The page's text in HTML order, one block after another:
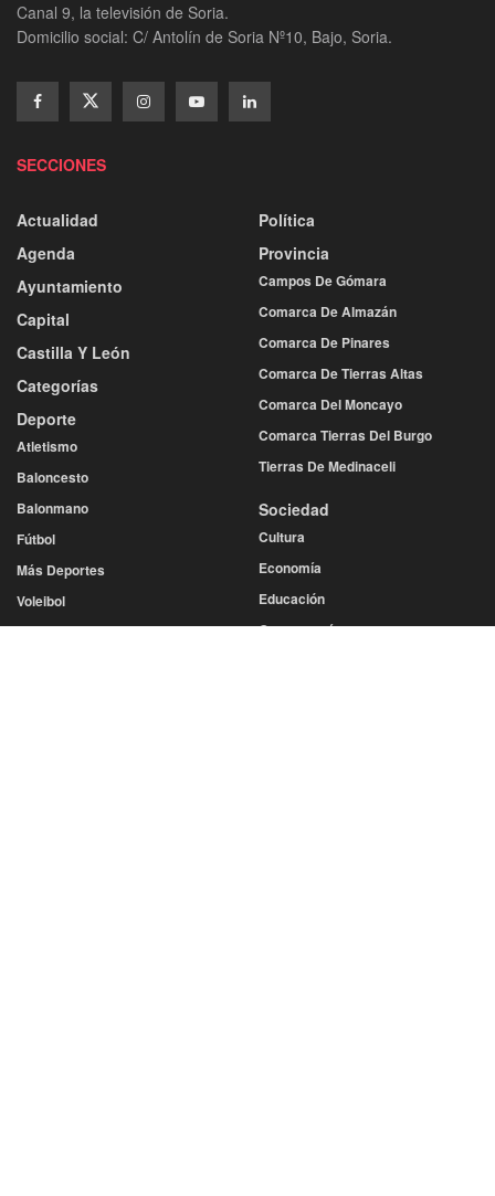
Canal 9, la televisión de Soria.
Domicilio social: C/ Antolín de Soria Nº10, Bajo, Soria.
SECCIONES
Actualidad
Agenda
Ayuntamiento
Capital
Castilla Y León
Categorías
Deporte
Atletismo
Baloncesto
Balonmano
Fútbol
Más Deportes
Voleibol
Política
Provincia
Campos De Gómara
Comarca De Almazán
Comarca De Pinares
Comarca De Tierras Altas
Comarca Del Moncayo
Comarca Tierras Del Burgo
Tierras De Medinaceli
Sociedad
Cultura
Economía
Educación
Gastronomía